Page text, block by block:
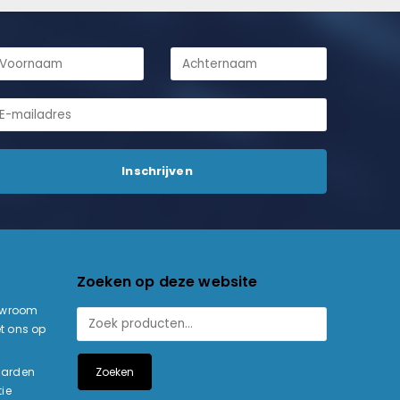
ons op
Zoeken op deze website
Zoeken